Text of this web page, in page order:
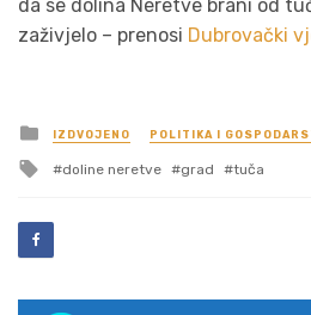
da se dolina Neretve brani od
zaživjelo – prenosi Dubrovački
Posted
in
IZDVOJENO POLITIKA I
Tagged
doline neretve grad tuča